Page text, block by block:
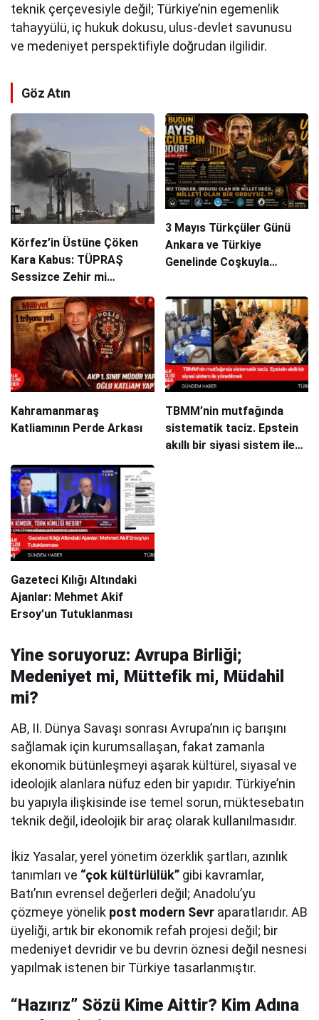
teknik çerçevesiyle değil; Türkiye’nin egemenlik
tahayyülü, iç hukuk dokusu, ulus-devlet savunusu
ve medeniyet perspektifiyle doğrudan ilgilidir.
Göz Atın
Körfez’in Üstüne Çöken
Kara Kabus: TÜPRAŞ
Sessizce Zehir mi
Saçıyor?
3 Mayıs Türkçüler Günü
Ankara ve Türkiye
Genelinde Coşkuyla
Kahramanmaraş
Katliamının Perde Arkası
TBMM’nin mutfağında
sistematik taciz. Epstein
akıllı bir siyasi sistem ile
Gazeteci Kılığı Altındaki
Ajanlar: Mehmet Akif
Ersoy’un Tutuklanması
Yine soruyoruz: Avrupa Birliği;
Medeniyet mi, Müttefik mi, Müdahil
mi?
AB, II. Dünya Savaşı sonrası Avrupa’nın iç barışını
sağlamak için kurumsallaşan, fakat zamanla
ekonomik bütünleşmeyi aşarak kültürel, siyasal ve
ideolojik alanlara nüfuz eden bir yapıdır. Türkiye’nin
bu yapıyla ilişkisinde ise temel sorun, müktesebatın
teknik değil, ideolojik bir araç olarak kullanılmasıdır.
İkiz Yasalar, yerel yönetim özerklik şartları, azınlık
tanımları ve “çok kültürlülük” gibi kavramlar,
Batı’nın evrensel değerleri değil; Anadolu’yu
çözmeye yönelik post modern Sevr aparatlarıdır. AB
üyeliği, artık bir ekonomik refah projesi değil; bir
medeniyet devridir ve bu devrin öznesi değil nesnesi
yapılmak istenen bir Türkiye tasarlanmıştır.
“Hazırız” Sözü Kime Aittir? Kim Adına